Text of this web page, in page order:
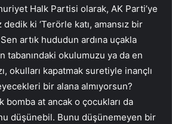
Halk Partisi olarak, AK Parti’ye
ki ‘Terörle katı, amansız bir
artık hududun ardına uçakla
tabanındaki okulumuzu ya da en
okulları kapatmak suretiyle inançlı
bir alana almıyorsun?
bomba at ancak o çocukları da
düşünebil. Bunu düşünemeyen bir